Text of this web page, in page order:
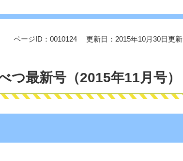
ページID：0010124 更新日：2015年10月30日更新
つ最新号（2015年11月号）